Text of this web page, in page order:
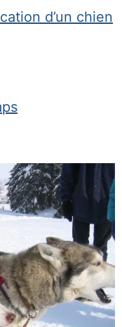
d’un chien